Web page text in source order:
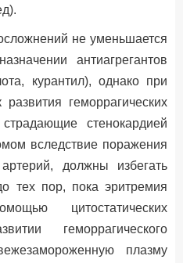
не уменьшается
антиагрегантов
курантил), однако при
геморрагических
стенокардией
вследствие поражения
должны избегать
тех пор, пока эритремия
цитостатических
геморрагического
плазму